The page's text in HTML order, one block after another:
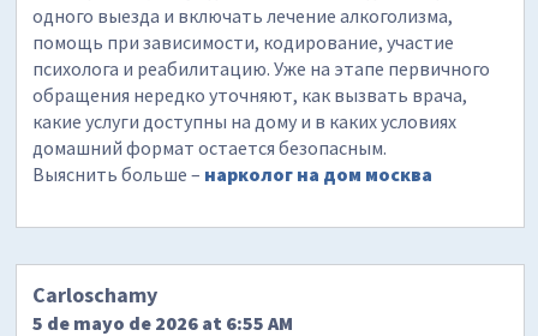
одного выезда и включать лечение алкоголизма,
помощь при зависимости, кодирование, участие
психолога и реабилитацию. Уже на этапе первичного
обращения нередко уточняют, как вызвать врача,
какие услуги доступны на дому и в каких условиях
домашний формат остается безопасным.
Выяснить больше – нарколог на дом москва
Carloschamy
5 de mayo de 2026 at 6:55 AM